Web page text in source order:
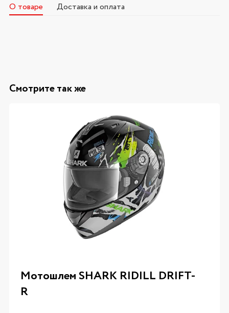
О товаре Доставка и оплата
Смотрите так же
Мотошлем SHARK RIDILL DRIFT-
R